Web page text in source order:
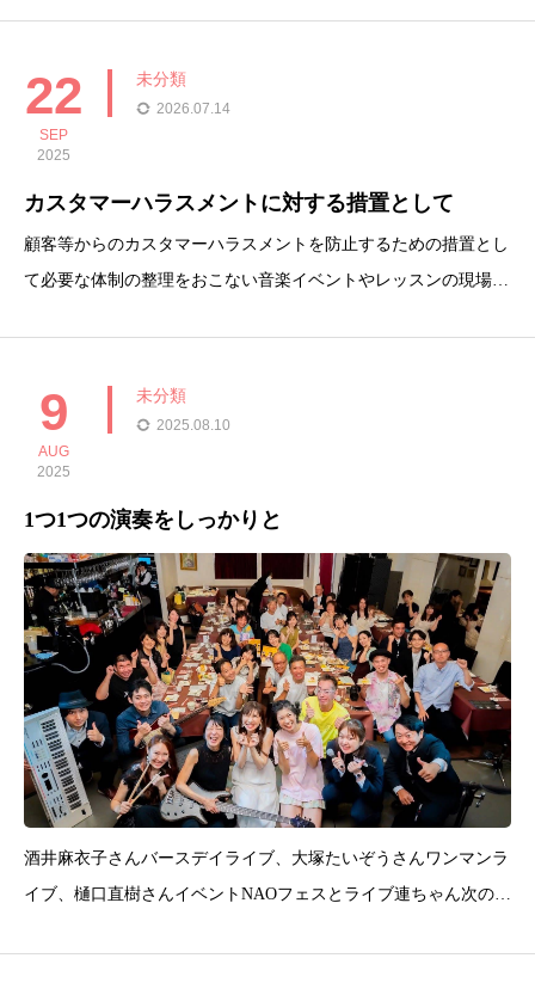
22
SEP
2025
未分類
2026.07.14
カスタマーハラスメントに対する措置として
顧客等からのカスタマーハラスメントを防止するための措置とし
て必要な体制の整理をおこない音楽イベントやレッスンの現場で
レッスン部屋に掲示しております。今後、対策の一環として録
音・
9
AUG
2025
未分類
2025.08.10
1つ1つの演奏をしっかりと
酒井麻衣子さんバースデイライブ、大塚たいぞうさんワンマンラ
イブ、樋口直樹さんイベントNAOフェスとライブ連ちゃん次の日